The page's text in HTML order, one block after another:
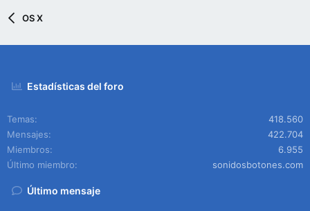
OS X
Estadísticas del foro
Temas
418.560
Mensajes
422.704
Miembros
6.955
Último miembro
sonidosbotones.com
Último mensaje